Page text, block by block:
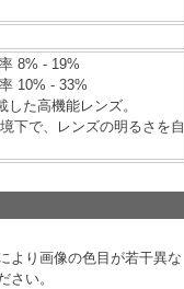
8% - 19%
10% - 33%
た高機能レンズ。
下で、レンズの明るさを自
より画像の色目が若干異な
さい。